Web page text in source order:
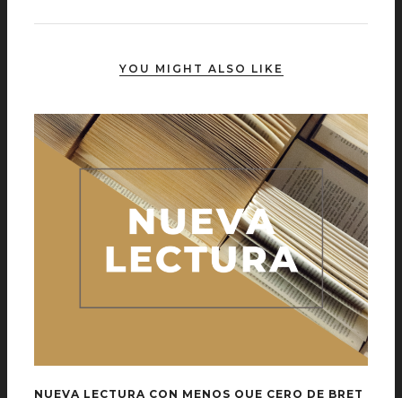
YOU MIGHT ALSO LIKE
NUEVA LECTURA CON MENOS QUE CERO DE BRET